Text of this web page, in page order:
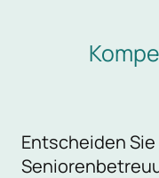
Entscheiden